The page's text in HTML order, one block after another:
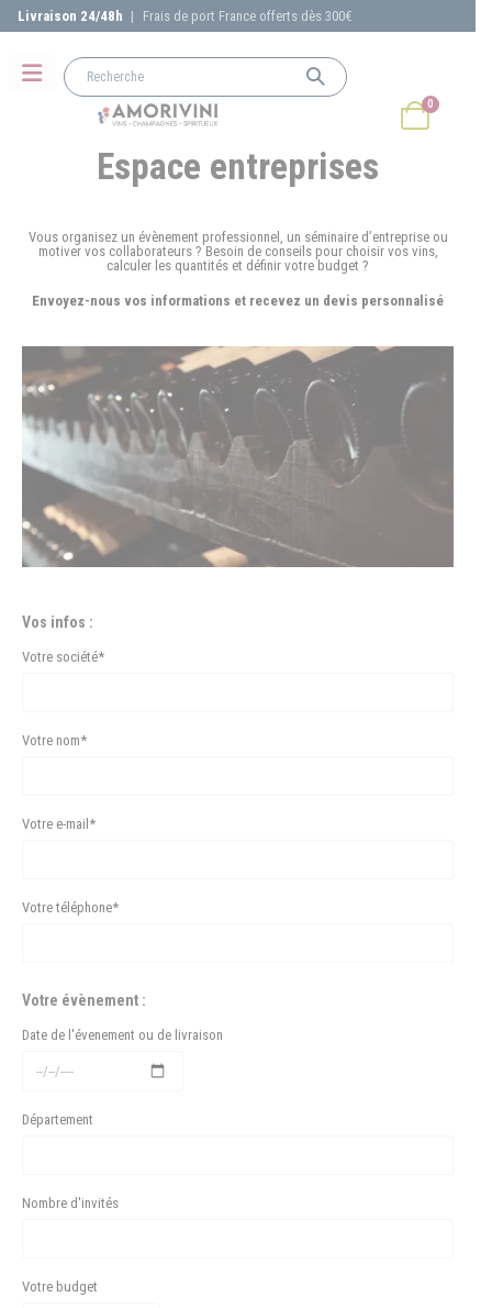
Livraison 24/48h | Frais de port France offerts dès 300€
0
Espace entreprises
Vous organisez un évènement professionnel, un séminaire d’entreprise ou
motiver vos collaborateurs ? Besoin de conseils pour choisir vos vins,
calculer les quantités et définir votre budget ?
Envoyez-nous vos informations et recevez un devis personnalisé
Vos infos :
Votre société*
Votre nom*
Votre e-mail*
Votre téléphone*
Votre évènement :
Date de l'évenement ou de livraison
Département
Nombre d'invités
Votre budget